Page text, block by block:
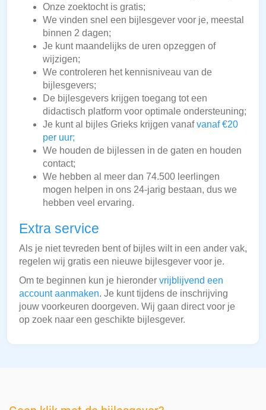
Onze zoektocht is gratis;
We vinden snel een bijlesgever voor je, meestal
binnen 2 dagen;
Je kunt maandelijks de uren opzeggen of
wijzigen;
We controleren het kennisniveau van de
bijlesgevers;
De bijlesgevers krijgen toegang tot een
didactisch platform voor optimale ondersteuning;
Je kunt al bijles Grieks krijgen vanafvanaf €20
per uur;
We houden de bijlessen in de gaten en houden
contact;
We hebben al meer dan 74.500 leerlingen
mogen helpen in ons 24-jarig bestaan, dus we
hebben veel ervaring.
Extra service
Als je niet tevreden bent of bijles wilt in een ander vak,
regelen wij gratis een nieuwe bijlesgever voor je.
Om te beginnen kun je hieronder vrijblijvend een
account aanmaken. Je kunt tijdens de inschrijving
jouw voorkeuren doorgeven. Wij gaan direct voor je
op zoek naar een geschikte bijlesgever.